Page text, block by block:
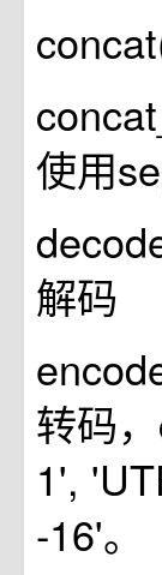
使用
解码
转码
1',
-16'。